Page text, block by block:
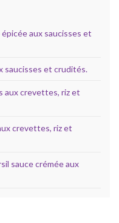
épicée aux saucisses et
saucisses et crudités.
aux crevettes, riz et
crevettes, riz et
sauce crémée aux